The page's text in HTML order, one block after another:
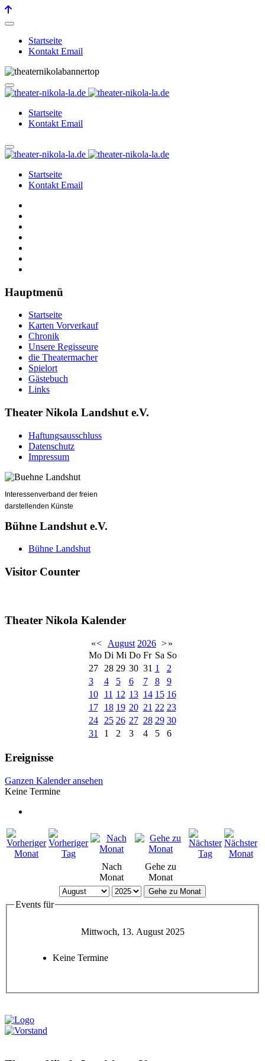
Startseite
Kontakt Email
Startseite
Kontakt Email
Startseite
Kontakt Email
Hauptmenü
Startseite
Karten Vorverkauf
Chronik
Unsere Regisseure
die Theatermacher
Spielort
Gästebuch
Links
Theater Nikola Landshut e.V.
Haftungsausschluss
Datenschutz
Impressum
Interessenverband der freien
darstellenden Künste
Bühne Landshut e.V.
Bühne Landshut
Visitor Counter
Theater Nikola Kalender
«< August 2026 >»
Mo Di Mi Do Fr Sa So
27
28 29 30 31 1
2
3
4 5 6 7 8
9
10
11 12 13 14 15 16
17
18 19 20 21 22 23
24
25 26 27 28 29 30
31
1 2 3 4 5 6
Ereignisse
Ganzen Kalender ansehen
Keine Termine
Nach
Monat
Gehe zu
Monat
Gehe zu Monat
Events für
Mittwoch, 13. August 2025
Keine Termine